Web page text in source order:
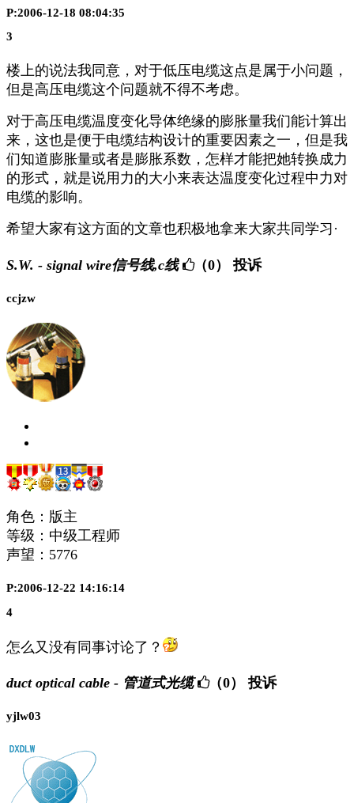
P:2006-12-18 08:04:35
3
楼上的说法我同意，对于低压电缆这点是属于小问题，
但是高压电缆这个问题就不得不考虑。
对于高压电缆温度变化导体绝缘的膨胀量我们能计算出
来，这也是便于电缆结构设计的重要因素之一，但是我
们知道膨胀量或者是膨胀系数，怎样才能把她转换成力
的形式，就是说用力的大小来表达温度变化过程中力对
电缆的影响。
希望大家有这方面的文章也积极地拿来大家共同学习·
S.W. - signal wire信号线,c线 （0） 投诉
ccjzw
角色：版主
等级：中级工程师
声望： 5776
P:2006-12-22 14:16:14
4
怎么又没有同事讨论了？
duct optical cable - 管道式光缆 （0） 投诉
yjlw03